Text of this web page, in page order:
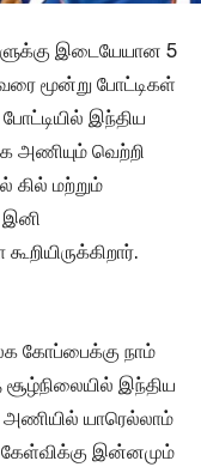
இடையேயான 5
மூன்று போட்டிகள்
இந்திய
அணியும் வெற்றி
கில் மற்றும்
இனி
கோப்பைக்கு நாம்
இந்திய
யாரெல்லாம்
கேள்விக்கு இன்னமும்